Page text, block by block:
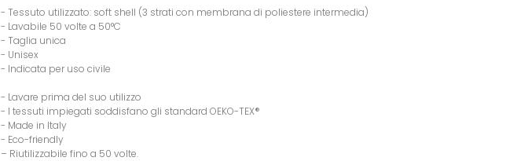
- Tessuto utilizzato: soft shell (3 strati con membrana di poliestere intermedia)
- Lavabile 50 volte a 50°C
- Taglia unica
- Unisex
- Indicata per uso civile
- Lavare prima del suo utilizzo
- I tessuti impiegati soddisfano gli standard OEKO-TEX®
- Made in Italy
- Eco-friendly
– Riutilizzabile fino a 50 volte.